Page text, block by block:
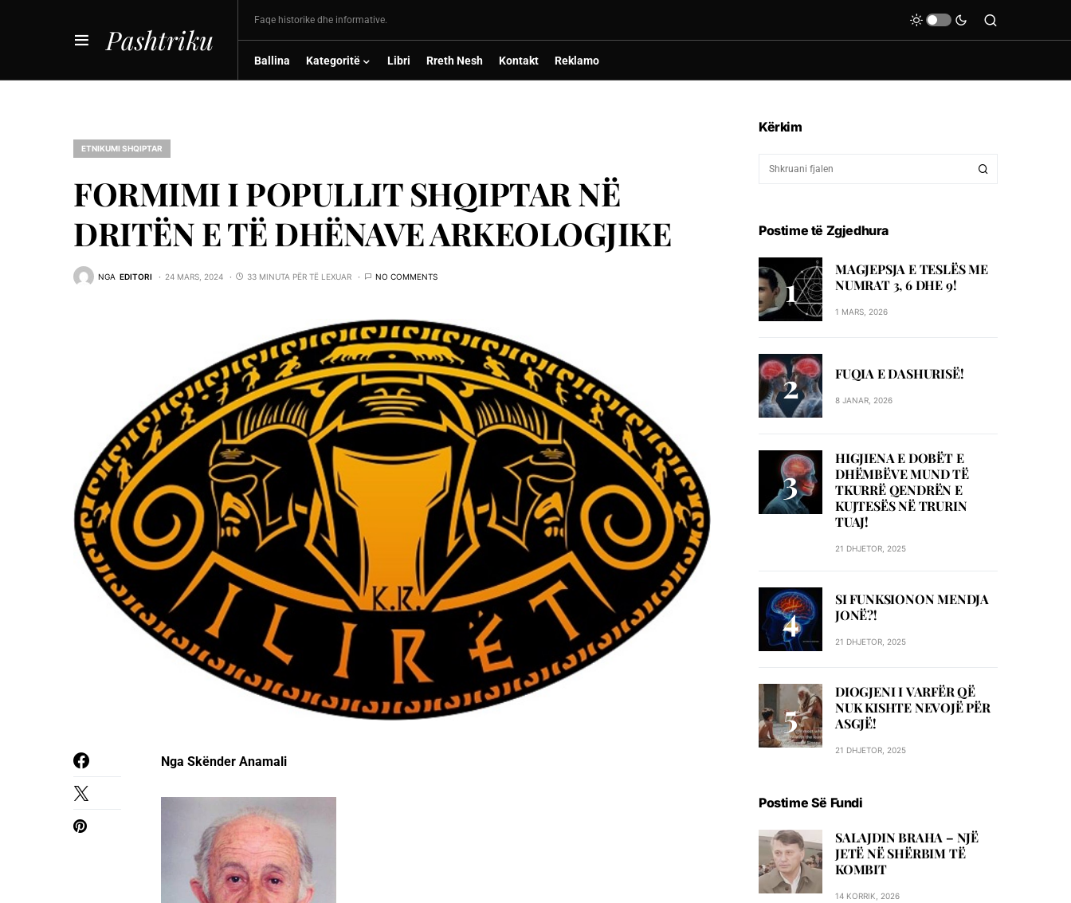
Pashtriku
Faqe historike dhe informative.
Ballina Kategoritë Libri Rreth Nesh Kontakt Reklamo
ETNIKUMI SHQIPTAR
FORMIMI I POPULLIT SHQIPTAR NË
DRITËN E TË DHËNAVE ARKEOLOGJIKE
NGA EDITORI 24 MARS, 2024 33 MINUTA PËR TË LEXUAR NO COMMENTS
Nga Skënder Anamali
Kërkim
Postime të Zgjedhura
MAGJEPSJA E TESLËS ME
NUMRAT 3, 6 DHE 9!
1 MARS, 2026
FUQIA E DASHURISË!
8 JANAR, 2026
HIGJIENA E DOBËT E
DHËMBËVE MUND TË
TKURRË QENDRËN E
KUJTESËS NË TRURIN
TUAJ!
21 DHJETOR, 2025
SI FUNKSIONON MENDJA
JONË?!
21 DHJETOR, 2025
DIOGJENI I VARFËR QË
NUK KISHTE NEVOJË PËR
ASGJË!
21 DHJETOR, 2025
Postime Së Fundi
SALAJDIN BRAHA – NJЁ
JETЁ NЁ SHЁRBIM TЁ
KOMBIT
14 KORRIK, 2026